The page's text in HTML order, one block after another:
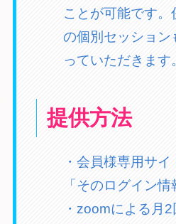
ことが可能です。
の個別セッション
っていただきます
提供方法
・会員様専用サ
「そのログイン
・zoomによる月